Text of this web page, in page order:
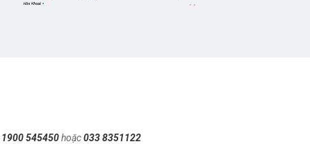
1900 545450hoặc033 8351122